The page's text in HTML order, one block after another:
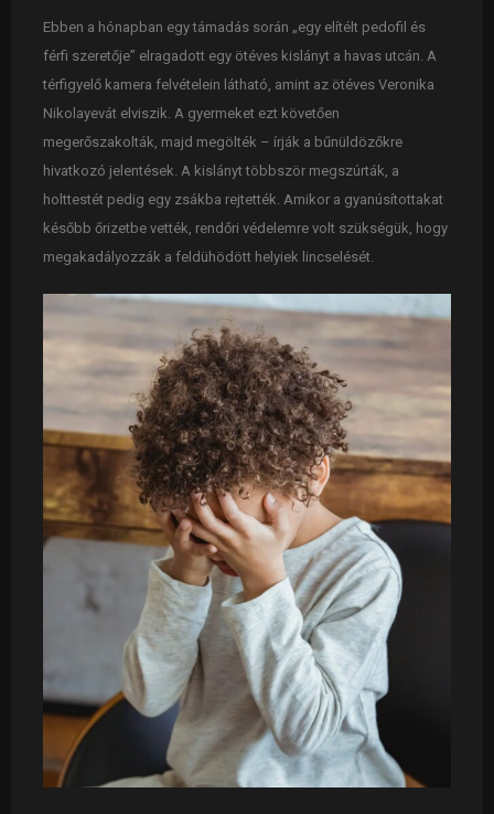
Ebben a hónapban egy támadás során „egy elítélt pedofil és
férfi szeretője” elragadott egy ötéves kislányt a havas utcán. A
térfigyelő kamera felvételein látható, amint az ötéves Veronika
Nikolayevát elviszik. A gyermeket ezt követően
megerőszakolták, majd megölték – írják a bűnüldözőkre
hivatkozó jelentések. A kislányt többször megszúrták, a
holttestét pedig egy zsákba rejtették. Amikor a gyanúsítottakat
később őrizetbe vették, rendőri védelemre volt szükségük, hogy
megakadályozzák a feldühödött helyiek lincselését.